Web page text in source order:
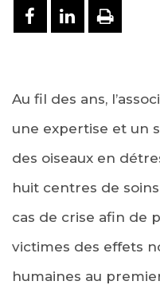
PARTAGER
Au fil des ans,
une expertise et un
des oiseaux en
huit centres de
cas de crise afin de
victimes des effets
humaines au